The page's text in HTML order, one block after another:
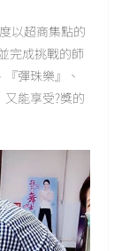
以超商集點的
完成挑戰的師
彈珠樂』、
又能享受?獎的